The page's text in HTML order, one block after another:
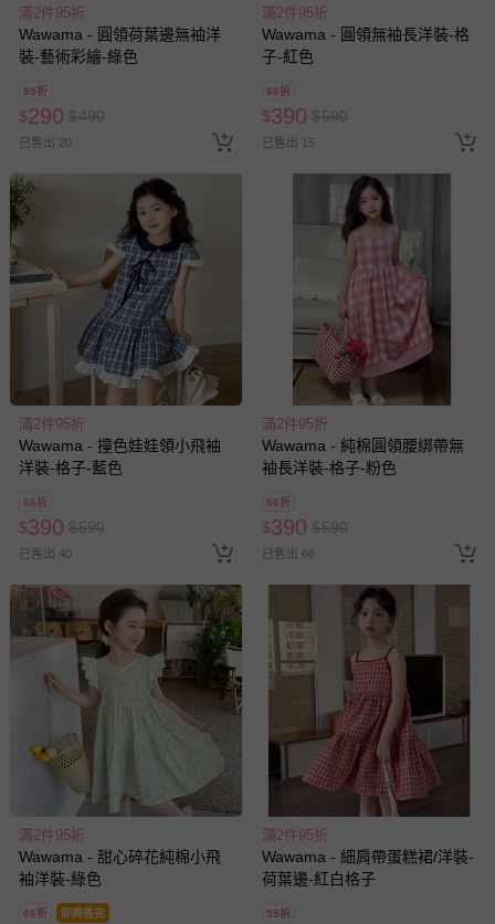
滿2件95折
Wawama - 圓領荷葉邊無袖洋
裝-藝術彩繪-綠色
59折
$290 $490
已售出 20
滿2件95折
Wawama - 圓領無袖長洋裝-格
子-紅色
66折
$390 $590
已售出 15
滿2件95折
Wawama - 撞色娃娃領小飛袖
洋裝-格子-藍色
66折
$390 $590
已售出 40
滿2件95折
Wawama - 純棉圓領腰綁帶無
袖長洋裝-格子-粉色
66折
$390 $590
已售出 66
滿2件95折
Wawama - 甜心碎花純棉小飛
袖洋裝-綠色
66折 即將售完
滿2件95折
Wawama - 細肩帶蛋糕裙/洋裝-
荷葉邊-紅白格子
59折